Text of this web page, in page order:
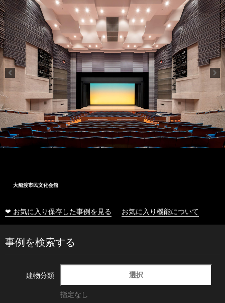
大船渡市民文化会館
❤ お気に入り保存した事例を見る お気に入り機能について
事例を検索する
建物分類 選択
指定なし